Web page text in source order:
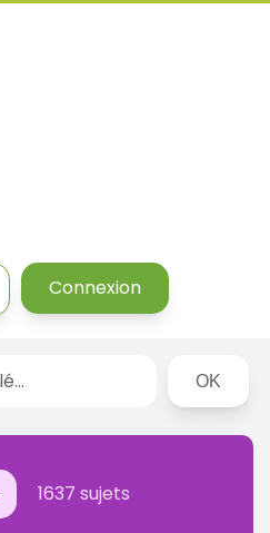
Connexion
Rechercher
1637 sujets